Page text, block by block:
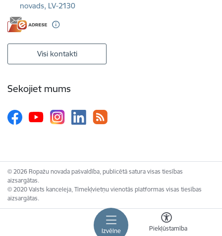
Izvēlne Piekļūstamība
novads, LV-2130
Visi kontakti
Sekojiet mums
© 2026 Ropažu novada pašvaldība, publicētā satura visas tiesības
aizsargātas.
© 2020 Valsts kanceleja, Tīmekļvietņu vienotās platformas visas tiesības
aizsargātas.